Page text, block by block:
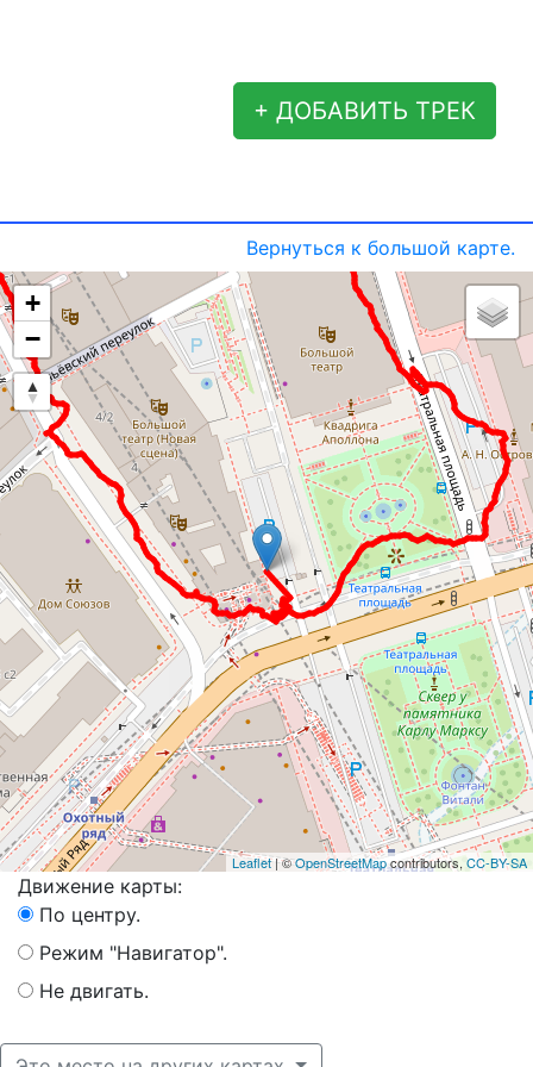
+ ДОБАВИТЬ ТРЕК
Вернуться к большой карте.
+
−
Leaflet| ©OpenStreetMapcontributors, CC-BY-SA
Движение карты:
По центру.
Режим "Навигатор".
Не двигать.